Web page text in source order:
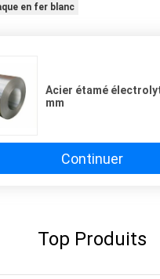
en fer blanc
Acier étamé
mm
Continuer
Top Produits